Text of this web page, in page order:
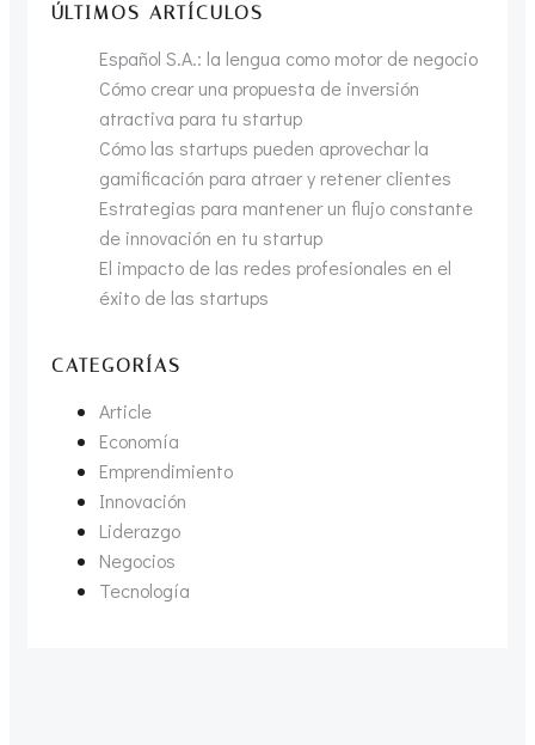
ÚLTIMOS ARTÍCULOS
Español S.A.: la lengua como motor de negocio
Cómo crear una propuesta de inversión
atractiva para tu startup
Cómo las startups pueden aprovechar la
gamificación para atraer y retener clientes
Estrategias para mantener un flujo constante
de innovación en tu startup
El impacto de las redes profesionales en el
éxito de las startups
CATEGORÍAS
Article
Economía
Emprendimiento
Innovación
Liderazgo
Negocios
Tecnología